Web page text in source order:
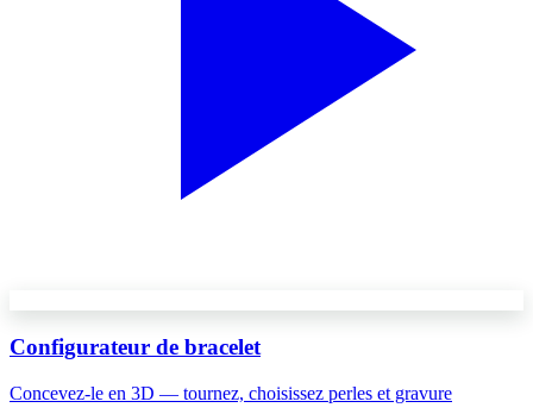
Configurateur de bracelet
Concevez-le en 3D — tournez, choisissez perles et gravure